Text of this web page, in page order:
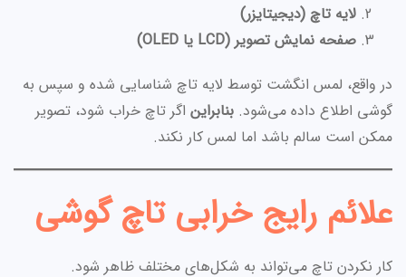
لایه تاچ (دیجیتایزر)
صفحه نمایش تصویر (LCD یا OLED)
در واقع، لمس انگشت توسط لایه تاچ شناسایی شده و سپس به
گوشی اطلاع داده می‌شود. بنابراین اگر تاچ خراب شود، تصویر
ممکن است سالم باشد اما لمس کار نکند.
علائم رایج خرابی تاچ گوشی
کار نکردن تاچ می‌تواند به شکل‌های مختلف ظاهر شود.